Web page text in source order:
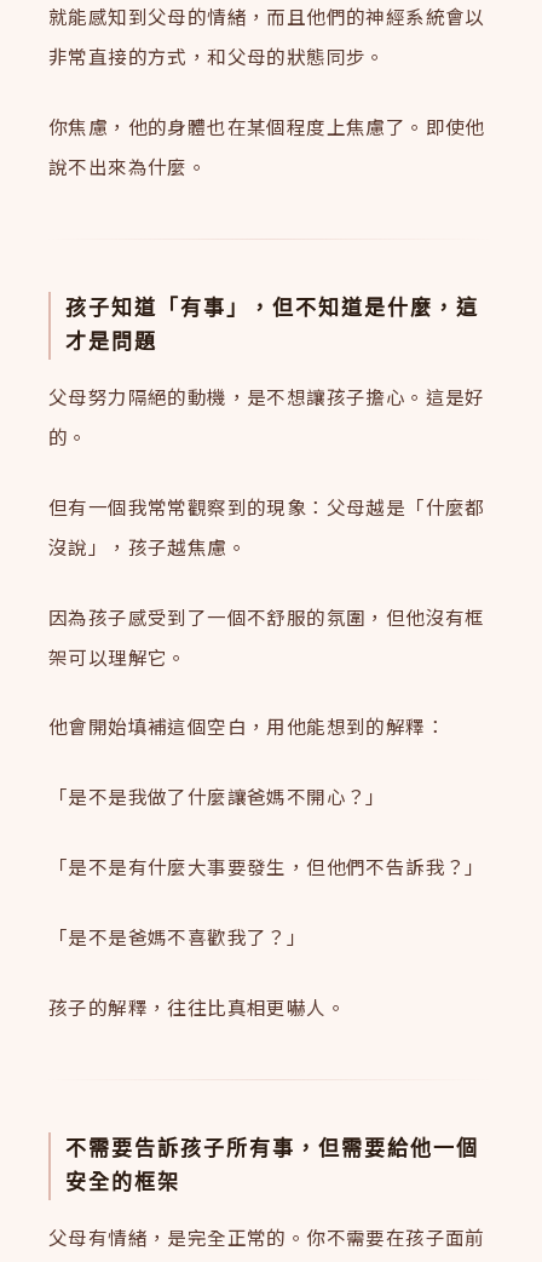
就能感知到父母的情緒，而且他們的神經系統會以
非常直接的方式，和父母的狀態同步。
你焦慮，他的身體也在某個程度上焦慮了。即使他
說不出來為什麼。
孩子知道「有事」，但不知道是什麼，這
才是問題
父母努力隔絕的動機，是不想讓孩子擔心。這是好
的。
但有一個我常常觀察到的現象：父母越是「什麼都
沒說」，孩子越焦慮。
因為孩子感受到了一個不舒服的氛圍，但他沒有框
架可以理解它。
他會開始填補這個空白，用他能想到的解釋：
「是不是我做了什麼讓爸媽不開心？」
「是不是有什麼大事要發生，但他們不告訴我？」
「是不是爸媽不喜歡我了？」
孩子的解釋，往往比真相更嚇人。
不需要告訴孩子所有事，但需要給他一個
安全的框架
父母有情緒，是完全正常的。你不需要在孩子面前